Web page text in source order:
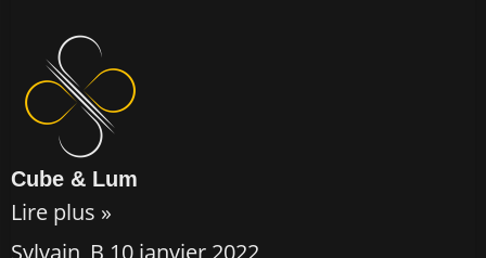
Cube & Lum
Lire plus »
Sylvain_B 10 janvier 2022